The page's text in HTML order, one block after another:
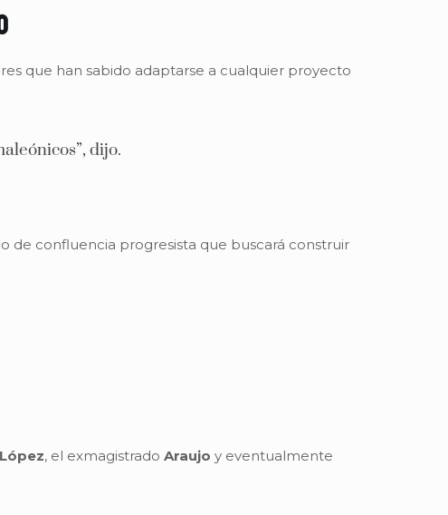
que han sabido adaptarse a cualquier proyecto
dijo.
de confluencia progresista que buscará construir
, el exmagistradoAraujo y eventualmente